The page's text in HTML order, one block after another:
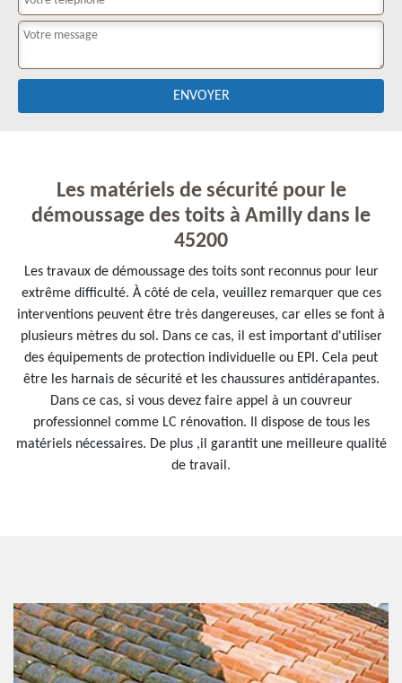
Les matériels de sécurité pour le
démoussage des toits à Amilly dans le
45200
Les travaux de démoussage des toits sont reconnus pour leur
extrême difficulté. À côté de cela, veuillez remarquer que ces
interventions peuvent être très dangereuses, car elles se font à
plusieurs mètres du sol. Dans ce cas, il est important d'utiliser
des équipements de protection individuelle ou EPI. Cela peut
être les harnais de sécurité et les chaussures antidérapantes.
Dans ce cas, si vous devez faire appel à un couvreur
professionnel comme LC rénovation. Il dispose de tous les
matériels nécessaires. De plus ,il garantit une meilleure qualité
de travail.